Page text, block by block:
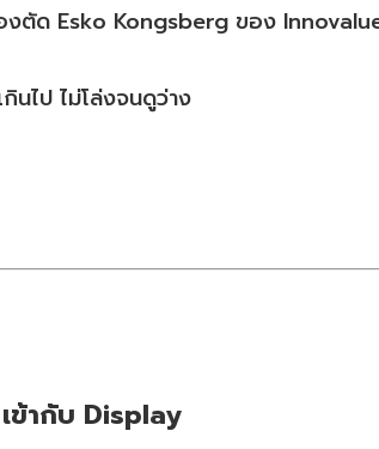
งตัด Esko Kongsberg ของ
นไป ไม่โล่งจนดูว่าง
ข้ากับ Display